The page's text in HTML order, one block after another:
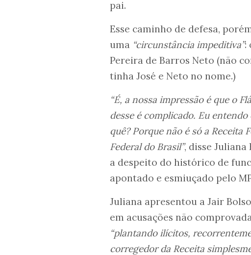
pai.
Esse caminho de defesa,
uma “circunstância impeditiva”:
Pereira de Barros Neto (não
tinha José e Neto no nome.)
“É, a nossa impressão é que o
desse é complicado. Eu
quê? Porque não é só a Receita
Federal do Brasil”, disse
a despeito do histórico de
apontado e esmiuçado pelo
Juliana apresentou a Jair
em acusações não
“plantando ilícitos,
corregedor da Receita